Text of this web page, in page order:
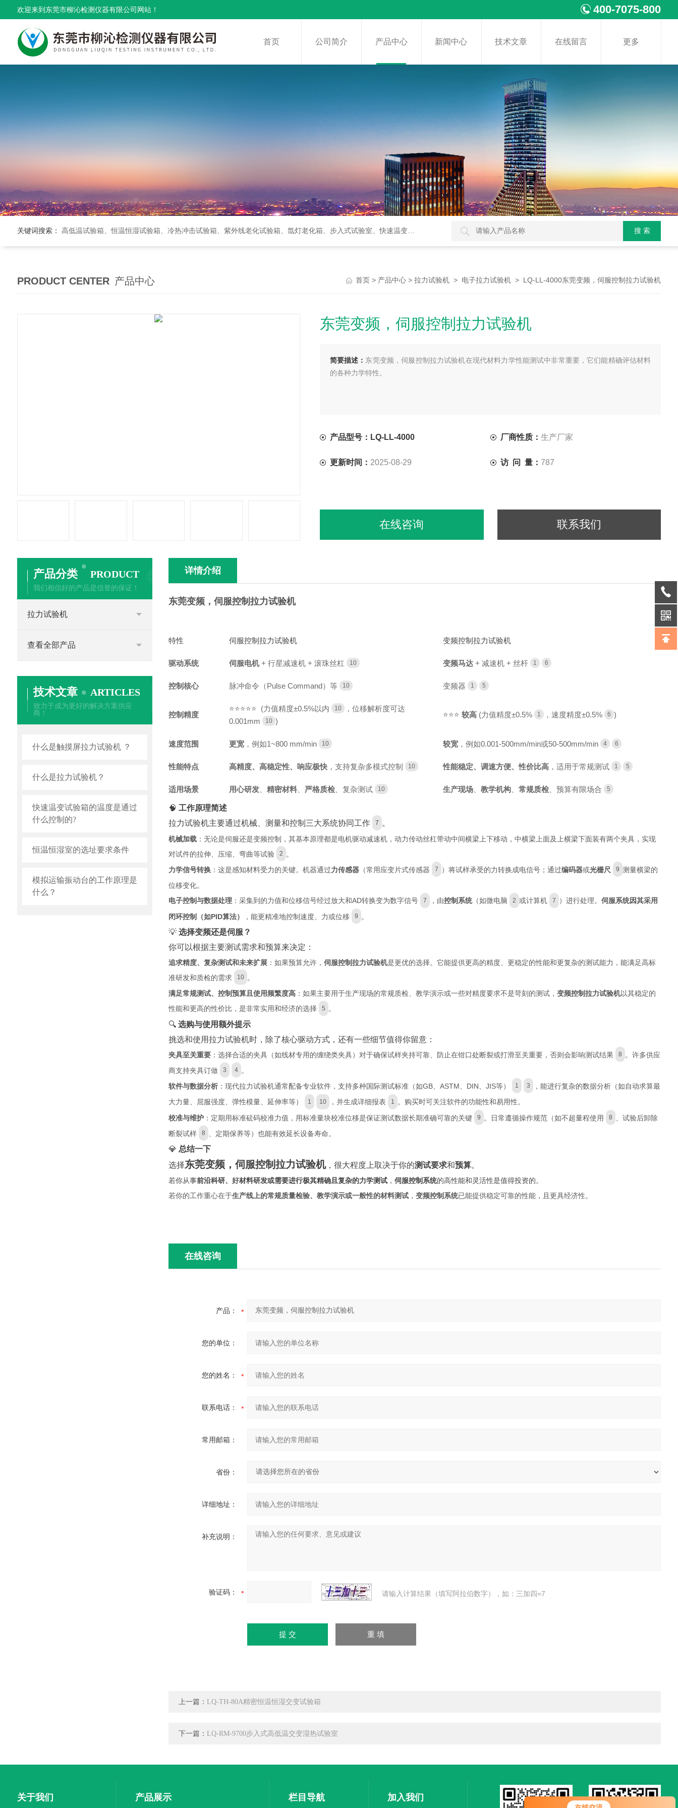
欢迎来到东莞市柳沁检测仪器有限公司网站！ 400-7075-800
首页 公司简介 产品中心 新闻中心 技术文章 在线留言 更多
关键词搜索： 高低温试验箱、恒温恒湿试验箱、冷热冲击试验箱、紫外线老化试验箱、氙灯老化箱、步入式试验室、快速温变箱、盐雾试验箱等等
PRODUCT CENTER 产品中心 首页 > 产品中心 >拉力试验机 > 电子拉力试验机 > LQ-LL-4000东莞变频，伺服控制拉力试验机
东莞变频，伺服控制拉力试验机
简要描述： 东莞变频，伺服控制拉力试验机在现代材料力学性能测试中非常重要，它们能精确评估材料
的各种力学特性。
产品型号：LQ-LL-4000 厂商性质：生产厂家
更新时间： 2025-08-29 访 问 量： 787
在线咨询 联系我们
详情介绍
东莞变频，伺服控制拉力试验机
特性 伺服控制拉力试验机 变频控制拉力试验机
驱动系统 伺服电机+ 行星减速机 + 滚珠丝杠 10 变频马达+ 减速机 + 丝杆 1 6
控制核心 脉冲命令（Pulse Command）等 10 变频器 1 5
控制精度
⭐⭐⭐⭐⭐ (力值精度±0.5%以内 10 ，位移解析度可达
0.001mm
10 )
⭐⭐⭐ 较高(力值精度±0.5% 1 ，速度精度±0.5% 6 )
速度范围 更宽，例如1~800 mm/min 10 较宽，例如0.001-500mm/min或50-500mm/min 4 6
性能特点 高精度、高稳定性、响应极快，支持复杂多模式控制 10 性能稳定、调速方便、性价比高，适用于常规测试 1 5
适用场景 用心研发、 精密材料、 严格质检、复杂测试 10 生产现场、 教学机构、 常规质检、预算有限场合 5
🧠 工作原理简述
拉力试验机主要通过机械、测量和控制三大系统协同工作
7 。
机械加载：无论是伺服还是变频控制，其基本原理都是电机驱动减速机，动力传动丝杠带动中间横梁上下移动，中横梁上面及上横梁下面装有两个夹具，实现
对试件的拉伸、压缩、弯曲等试验
2
。
力学信号转换：这是感知材料受力的关键。机器通过力传感器（常用应变片式传感器 7 ）将试样承受的力转换成电信号；通过编码器或光栅尺 9 测量横梁的
位移变化。
电子控制与数据处理：采集到的力值和位移信号经过放大和AD转换变为数字信号 7 ，由控制系统（如微电脑 2 或计算机 7 ）进行处理。 伺服系统因其采用
闭环控制（如PID算法）
，能更精准地控制速度、力或位移 9 。
💡 选择变频还是伺服？
你可以根据主要测试需求和预算来决定：
追求精度、复杂测试和未来扩展：如果预算允许， 伺服控制拉力试验机是更优的选择。它能提供更高的精度、更稳定的性能和更复杂的测试能力，能满足高标
准研发和质检的需求
10 。
满足常规测试、控制预算且使用频繁度高：如果主要用于生产现场的常规质检、教学演示或一些对精度要求不是苛刻的测试， 变频控制拉力试验机以其稳定的
性能和更高的性价比，是非常实用和经济的选择
5 。
🔍 选购与使用额外提示
挑选和使用拉力试验机时，除了核心驱动方式，还有一些细节值得你留意：
夹具至关重要：选择合适的夹具（如线材专用的缠绕类夹具）对于确保试样夹持可靠、防止在钳口处断裂或打滑至关重要，否则会影响测试结果 8
。许多供应
商支持夹具订做
3 4 。
软件与数据分析：现代拉力试验机通常配备专业软件，支持多种国际测试标准（如GB、ASTM、DIN、JIS等） 1 3
，能进行复杂的数据分析（如自动求算最
大力量、屈服强度、弹性模量、延伸率等）
1 10 ，并生成详细报表 1
。购买时可关注软件的功能性和易用性。
校准与维护：定期用标准砝码校准力值，用标准量块校准位移是保证测试数据长期准确可靠的关键 9 。日常遵循操作规范（如不超量程使用 8
、试验后卸除
断裂试样
8 、定期保养等）也能有效延长设备寿命。
💎 总结一下
选择东莞变频，伺服控制拉力试验机，很大程度上取决于你的测试要求和预算。
若你从事前沿科研、 好材料研发或需要进行极其精确且复杂的力学测试， 伺服控制系统的高性能和灵活性是值得投资的。
若你的工作重心在于生产线上的常规质量检验、教学演示或一般性的材料测试， 变频控制系统已能提供稳定可靠的性能，且更具经济性。
在线咨询
产品：
您的单位：
您的姓名：
联系电话：
常用邮箱：
省份：
详细地址：
补充说明：
验证码： 请输入计算结果（填写阿拉伯数字），如：三加四=7
上一篇： LQ-TH-80A精密恒温恒湿交变试验箱
下一篇： LQ-RM-9700步入式高低温交变湿热试验室
产品分类 PRODUCT
我们相信好的产品是信誉的保证！
拉力试验机
查看全部产品
技术文章 ARTICLES
致力于成为更好的解决方案供应
商！
什么是触摸屏拉力试验机 ？
什么是拉力试验机？
快速温变试验箱的温度是通过
什么控制的?
恒温恒湿室的选址要求条件
模拟运输振动台的工作原理是
什么？
关于我们 产品展示 栏目导航 加入我们